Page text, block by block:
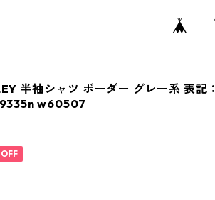
半袖シャツ ボーダー グレー系 表記：
w60507